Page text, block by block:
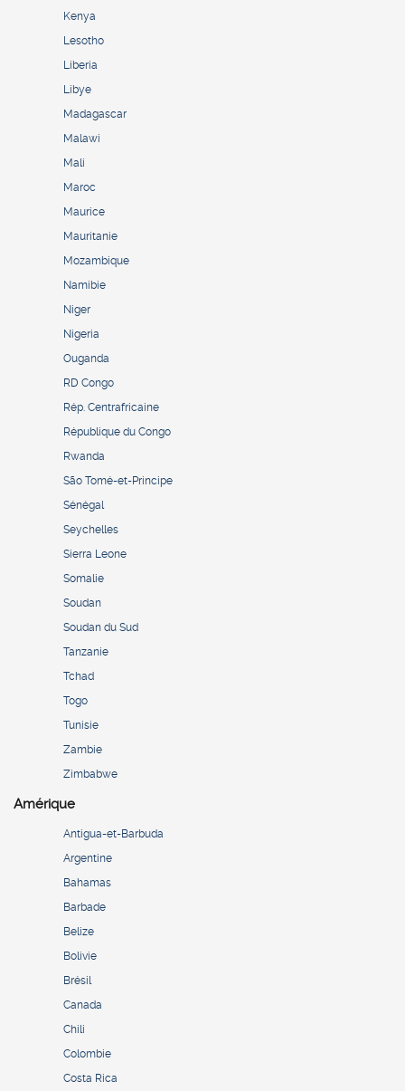
Kenya
Lesotho
Liberia
Libye
Madagascar
Malawi
Mali
Maroc
Maurice
Mauritanie
Mozambique
Namibie
Niger
Nigeria
Ouganda
RD Congo
Rép. Centrafricaine
République du Congo
Rwanda
São Tomé-et-Principe
Sénégal
Seychelles
Sierra Leone
Somalie
Soudan
Soudan du Sud
Tanzanie
Tchad
Togo
Tunisie
Zambie
Zimbabwe
Amérique
Antigua-et-Barbuda
Argentine
Bahamas
Barbade
Belize
Bolivie
Brésil
Canada
Chili
Colombie
Costa Rica